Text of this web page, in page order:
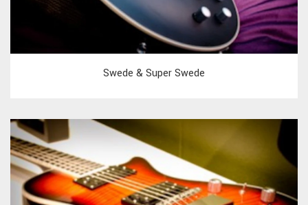
Swede & Super Swede